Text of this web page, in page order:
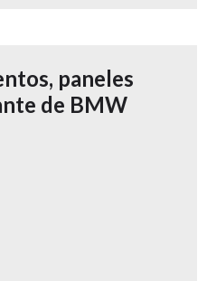
paneles
de BMW